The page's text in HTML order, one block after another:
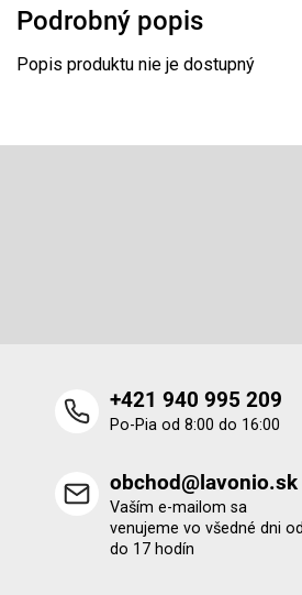
Podrobný popis
Popis produktu nie je dostupný
+421 940 995 209
Po-Pia od 8:00 do 16:00
obchod@lavonio.sk
Vaším e-mailom sa
venujeme vo všedné dni
do 17 hodín